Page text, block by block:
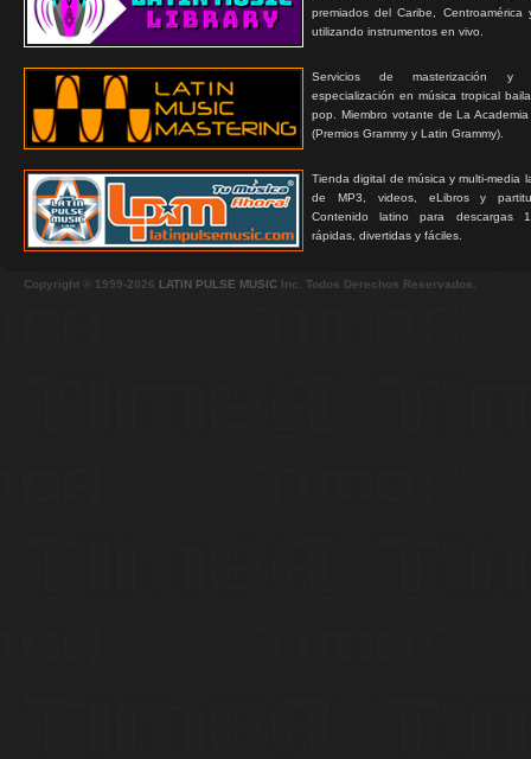
premiados del Caribe, Centroamérica
utilizando instrumentos en vivo.
Servicios de masterización y
especialización en música tropical
pop. Miembro votante de La
(Premios Grammy y Latin Grammy).
Tienda digital de música y multi-media
de MP3, videos, eLibros y
Contenido latino para descargas
rápidas, divertidas y fáciles.
Copyright © 1999-2026 LATIN PULSE MUSIC Inc. Todos Derechos Reservados.